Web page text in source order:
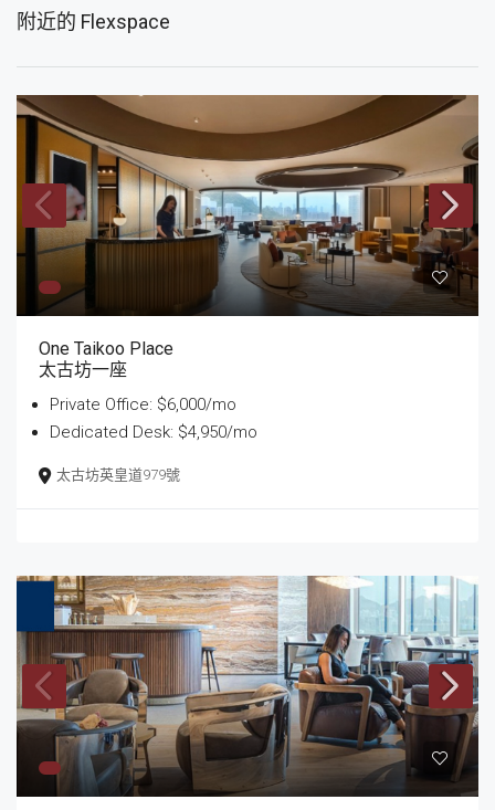
附近的 Flexspace
One Taikoo Place
太古坊一座
Private Office: $6,000/mo
Dedicated Desk: $4,950/mo
太古坊英皇道979號